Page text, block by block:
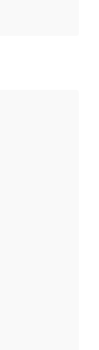
i dette